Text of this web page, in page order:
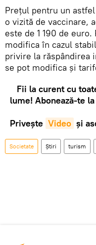
Prețul pentru un
o vizită de vaccinare,
este de 1 190 de
modifica în cazul
privire la răspândirea
se pot modifica și
Fii la curent cu
lume! Abonează-te
Privește Video și
Societate Știri turism